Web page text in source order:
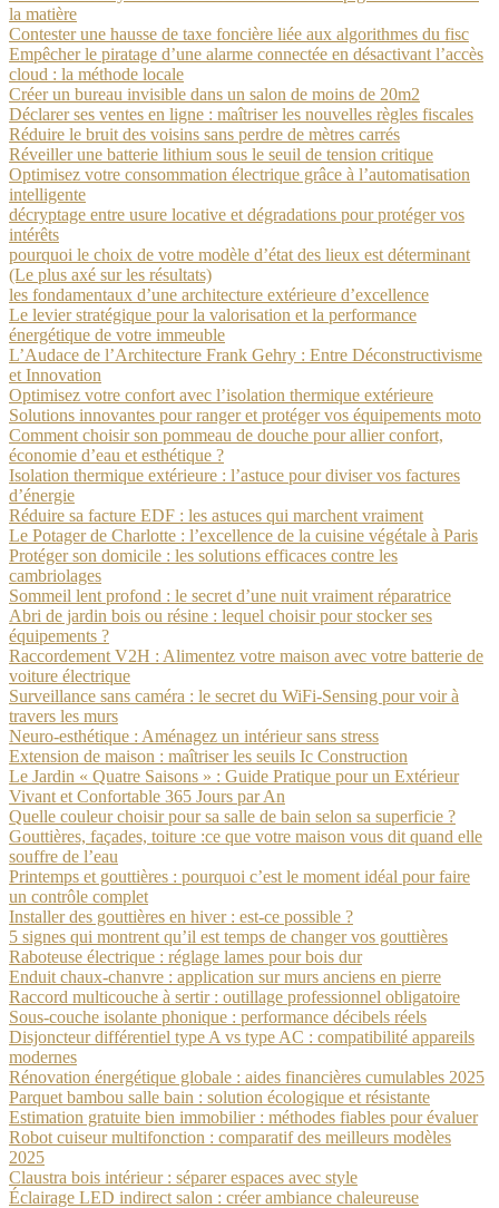
la matière
Contester une hausse de taxe foncière liée aux algorithmes du fisc
Empêcher le piratage d’une alarme connectée en désactivant l’accès
cloud : la méthode locale
Créer un bureau invisible dans un salon de moins de 20m2
Déclarer ses ventes en ligne : maîtriser les nouvelles règles fiscales
Réduire le bruit des voisins sans perdre de mètres carrés
Réveiller une batterie lithium sous le seuil de tension critique
Optimisez votre consommation électrique grâce à l’automatisation
intelligente
décryptage entre usure locative et dégradations pour protéger vos
intérêts
pourquoi le choix de votre modèle d’état des lieux est déterminant
(Le plus axé sur les résultats)
les fondamentaux d’une architecture extérieure d’excellence
Le levier stratégique pour la valorisation et la performance
énergétique de votre immeuble
L’Audace de l’Architecture Frank Gehry : Entre Déconstructivisme
et Innovation
Optimisez votre confort avec l’isolation thermique extérieure
Solutions innovantes pour ranger et protéger vos équipements moto
Comment choisir son pommeau de douche pour allier confort,
économie d’eau et esthétique ?
Isolation thermique extérieure : l’astuce pour diviser vos factures
d’énergie
Réduire sa facture EDF : les astuces qui marchent vraiment
Le Potager de Charlotte : l’excellence de la cuisine végétale à Paris
Protéger son domicile : les solutions efficaces contre les
cambriolages
Sommeil lent profond : le secret d’une nuit vraiment réparatrice
Abri de jardin bois ou résine : lequel choisir pour stocker ses
équipements ?
Raccordement V2H : Alimentez votre maison avec votre batterie de
voiture électrique
Surveillance sans caméra : le secret du WiFi-Sensing pour voir à
travers les murs
Neuro-esthétique : Aménagez un intérieur sans stress
Extension de maison : maîtriser les seuils Ic Construction
Le Jardin « Quatre Saisons » : Guide Pratique pour un Extérieur
Vivant et Confortable 365 Jours par An
Quelle couleur choisir pour sa salle de bain selon sa superficie ?
Gouttières, façades, toiture :ce que votre maison vous dit quand elle
souffre de l’eau
Printemps et gouttières : pourquoi c’est le moment idéal pour faire
un contrôle complet
Installer des gouttières en hiver : est-ce possible ?
5 signes qui montrent qu’il est temps de changer vos gouttières
Raboteuse électrique : réglage lames pour bois dur
Enduit chaux-chanvre : application sur murs anciens en pierre
Raccord multicouche à sertir : outillage professionnel obligatoire
Sous-couche isolante phonique : performance décibels réels
Disjoncteur différentiel type A vs type AC : compatibilité appareils
modernes
Rénovation énergétique globale : aides financières cumulables 2025
Parquet bambou salle bain : solution écologique et résistante
Estimation gratuite bien immobilier : méthodes fiables pour évaluer
Robot cuiseur multifonction : comparatif des meilleurs modèles
2025
Claustra bois intérieur : séparer espaces avec style
Éclairage LED indirect salon : créer ambiance chaleureuse